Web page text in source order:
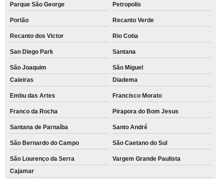
Parque São George Petropolis
Portão Recanto Verde
Recanto dos Victor Rio Cotia
San Diego Park Santana
São Joaquim
São Miguel
Caieiras
Diadema
Embu das Artes Francisco Morato
Franco da Rocha Pirapora do Bom Jesus
Santana de Parnaíba Santo André
São Bernardo do Campo São Caetano do Sul
São Lourenço da Serra
Vargem Grande Paulista
Cajamar